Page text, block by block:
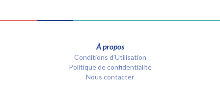
À propos
Conditions d’Utilisation
Politique de confidentialité
Nous contacter